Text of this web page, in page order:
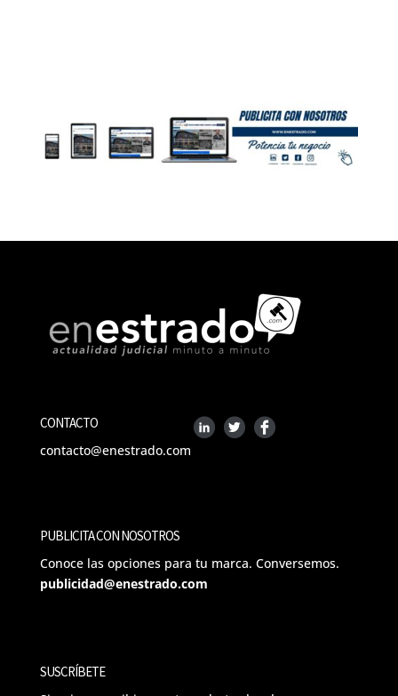
CONTACTO
contacto@enestrado.com
PUBLICITA CON NOSOTROS
Conoce las opciones para tu marca. Conversemos.
publicidad@enestrado.com
SUSCRÍBETE